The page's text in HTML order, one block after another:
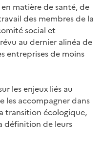
matière de santé, de
des membres de la
social et
au dernier alinéa de
entreprises de moins
les enjeux liés au
les accompagner dans
transition écologique,
définition de leurs